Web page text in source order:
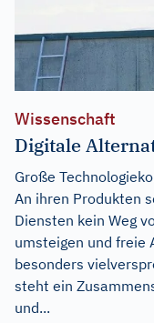
Wissenschaft
Digitale
Große
An ihren Produkten
Diensten kein Weg
umsteigen und freie
besonders
steht ein
und...